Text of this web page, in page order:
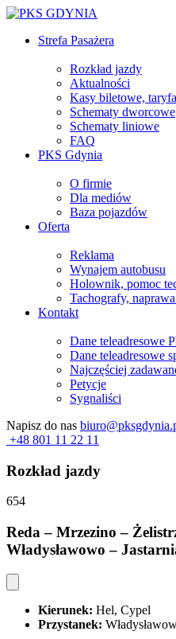
Strefa Pasażera
Rozkład jazdy
Aktualności
Kasy biletowe,
Schematy dworcowe
Schematy liniowe
FAQ
PKS Gdynia
O firmie
Dla mediów
Baza pojazdów
Oferta
Reklama
Wynajem autobusu
Holownik, pomoc
Tachografy,
Kontakt
Dane teleadresowe
Dane teleadresowe
Najczęściej
Petycje
Sygnaliści
Napisz do nas
+48 801 11 22 11
Rozkład jazdy
654
Reda – Mrzezino –
Władysławowo –
Kierunek: Hel, Cypel
Przystanek: